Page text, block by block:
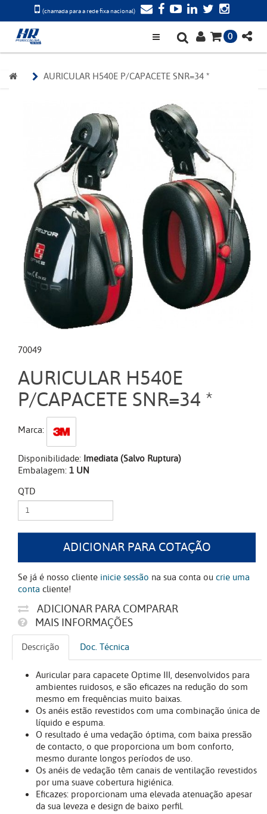
(chamada para a rede fixa nacional)
0
AURICULAR H540E P/CAPACETE SNR=34 *
70049
AURICULAR H540E
P/CAPACETE SNR=34 *
Marca:
Disponibilidade: Imediata (Salvo Ruptura)
Embalagem:1 UN
QTD
ADICIONAR PARA COTAÇÃO
Se já é nosso cliente inicie sessão na sua conta oucrie uma
conta cliente!
ADICIONAR PARA COMPARAR
MAIS INFORMAÇÕES
Descrição Doc. Técnica
Auricular para capacete Optime III, desenvolvidos para
ambientes ruidosos, e são eficazes na redução do som
mesmo em frequências muito baixas.
Os anéis estão revestidos com uma combinação única de
líquido e espuma.
O resultado é uma vedação óptima, com baixa pressão
de contacto, o que proporciona um bom conforto,
mesmo durante longos períodos de uso.
Os anéis de vedação têm canais de ventilação revestidos
por uma suave cobertura higiénica.
Eficazes: proporcionam uma elevada atenuação apesar
da sua leveza e design de baixo perfil.